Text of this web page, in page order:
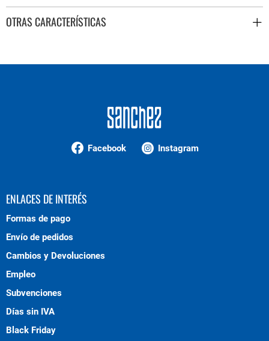
OTRAS CARACTERÍSTICAS
Facebook Instagram
ENLACES DE INTERÉS
Formas de pago
Envío de pedidos
Cambios y Devoluciones
Empleo
Subvenciones
Días sin IVA
Black Friday